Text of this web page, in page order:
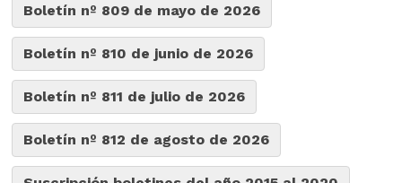
Boletín nº 809 de mayo de 2026
Boletín nº 810 de junio de 2026
Boletín nº 811 de julio de 2026
Boletín nº 812 de agosto de 2026